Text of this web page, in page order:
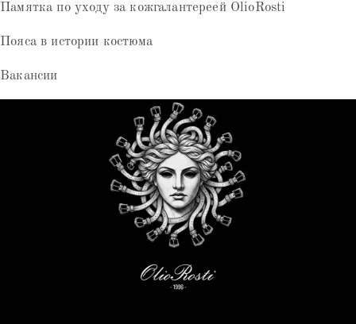
Памятка по уходу за кожгалантереей OlioRosti
Пояса в истории костюма
Вакансии